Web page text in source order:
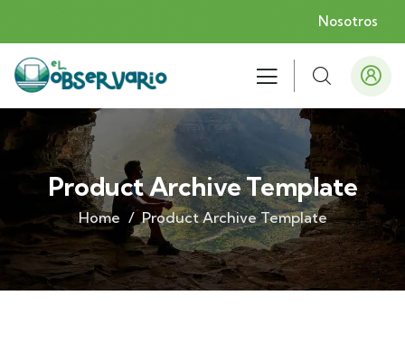
Nosotros
Product Archive Template
Home Product Archive Template